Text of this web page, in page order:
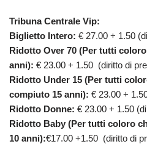
Tribuna Centrale Vip:
Biglietto Intero: € 27.00 + 1.50
Ridotto Over 70 (Per tutti
anni): € 23.00 + 1.50 (diritto di
Ridotto Under 15 (Per tutti
compiuto 15 anni): € 23.00 +
Ridotto Donne: € 23.00 + 1.50
Ridotto Baby (Per tutti coloro
10 anni):€17.00 +1.50 (diritto di